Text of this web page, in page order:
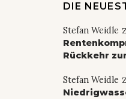
DIE
Stefan Weidle
Rückkehr
Stefan Weidle